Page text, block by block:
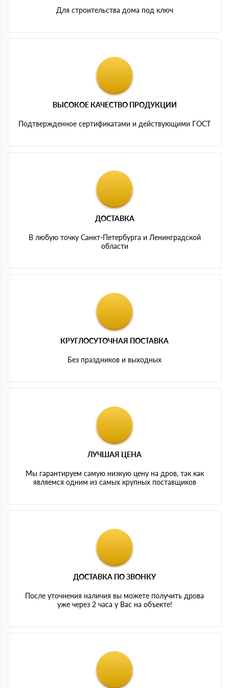
Для строительства дома под ключ
ВЫСОКОЕ КАЧЕСТВО ПРОДУКЦИИ
Подтвержденное сертификатами и действующими ГОСТ
ДОСТАВКА
В любую точку Санкт-Петербурга и Ленинградской
области
КРУГЛОСУТОЧНАЯ ПОСТАВКА
Без праздников и выходных
ЛУЧШАЯ ЦЕНА
Мы гарантируем самую низкую цену на дров, так как
являемся одним из самых крупных поставщиков
ДОСТАВКА ПО ЗВОНКУ
После уточнения наличия вы можете получить дрова
уже через 2 часа у Вас на объекте!